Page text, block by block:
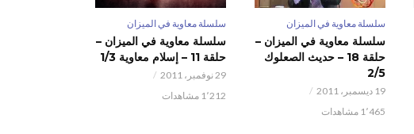
سلسلة معاوية في الميزان
سلسلة معاوية في الميزان –
حلقة 18 – حديث الصعلوك
2/5
19 ديسمبر، 2011
1٬465 مشاهدات
سلسلة معاوية في الميزان
سلسلة معاوية في الميزان –
حلقة 11 – إسلام معاوية 1/3
29 نوفمبر، 2011
1٬212 مشاهدات